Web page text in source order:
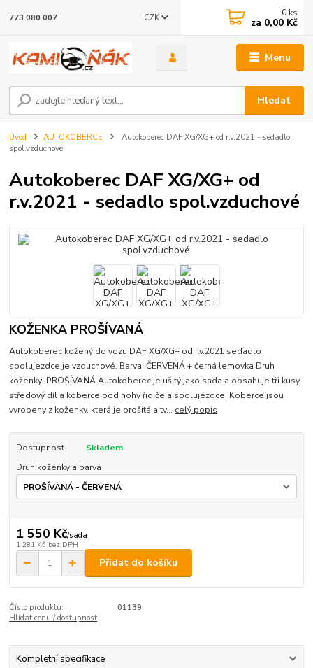
Menu
CZK
Hledat
773 080 007 0 ks
za 0,00 Kč
Úvod AUTOKOBERCE
Autokoberec DAF XG/XG+ od r.v.2021 - sedadlo
spol.vzduchové
Autokoberec DAF XG/XG+ od
r.v.2021 - sedadlo spol.vzduchové
KOŽENKA PROŠÍVANÁ
Autokoberec kožený do vozu DAF XG/XG+ od r.v.2021 sedadlo
spolujezdce je vzduchové. Barva: ČERVENÁ + černá lemovka Druh
koženky: PROŠÍVANÁ Autokoberec je ušitý jako sada a obsahuje tři kusy,
středový díl a koberce pod nohy řidiče a spolujezdce. Koberce jsou
vyrobeny z koženky, která je prošitá a tv... celý popis
Dostupnost
Skladem
Druh koženky a barva
1 550 Kč/sada
1 281 Kč bez DPH
Přidat do košíku
Číslo produktu:
01139
Hlídat cenu / dostupnost
Kompletní specifikace